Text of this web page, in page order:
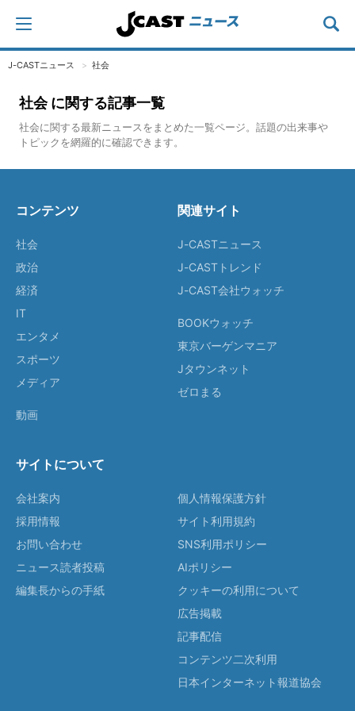
J-CASTニュース 社会
社会 に関する記事一覧
社会に関する最新ニュースをまとめた一覧ページ。話題の出来事や
トピックを網羅的に確認できます。
コンテンツ
社会
政治
経済
IT
エンタメ
スポーツ
メディア
動画
関連サイト
J-CASTニュース
J-CASTトレンド
J-CAST会社ウォッチ
BOOKウォッチ
東京バーゲンマニア
Jタウンネット
ゼロまる
サイトについて
会社案内
採用情報
お問い合わせ
ニュース読者投稿
編集長からの手紙
個人情報保護方針
サイト利用規約
SNS利用ポリシー
AIポリシー
クッキーの利用について
広告掲載
記事配信
コンテンツ二次利用
日本インターネット報道協会